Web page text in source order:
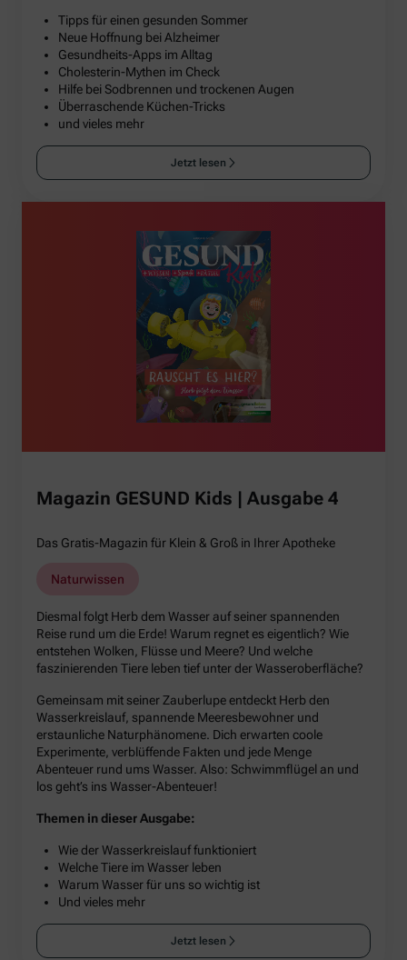
Tipps für einen gesunden Sommer
Neue Hoffnung bei Alzheimer
Gesundheits-Apps im Alltag
Cholesterin-Mythen im Check
Hilfe bei Sodbrennen und trockenen Augen
Überraschende Küchen-Tricks
und vieles mehr
Jetzt lesen
Magazin GESUND Kids | Ausgabe 4
Das Gratis-Magazin für Klein & Groß in Ihrer Apotheke
Naturwissen
Diesmal folgt Herb dem Wasser auf seiner spannenden
Reise rund um die Erde! Warum regnet es eigentlich? Wie
entstehen Wolken, Flüsse und Meere? Und welche
faszinierenden Tiere leben tief unter der Wasseroberfläche?
Gemeinsam mit seiner Zauberlupe entdeckt Herb den
Wasserkreislauf, spannende Meeresbewohner und
erstaunliche Naturphänomene. Dich erwarten coole
Experimente, verblüffende Fakten und jede Menge
Abenteuer rund ums Wasser. Also: Schwimmflügel an und
los geht’s ins Wasser-Abenteuer!
Themen in dieser Ausgabe:
Wie der Wasserkreislauf funktioniert
Welche Tiere im Wasser leben
Warum Wasser für uns so wichtig ist
Und vieles mehr
Jetzt lesen